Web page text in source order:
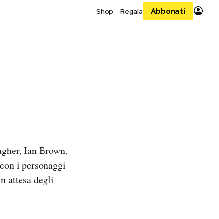
Shop Regala Abbonati
Ian Brown,
i personaggi
attesa degli